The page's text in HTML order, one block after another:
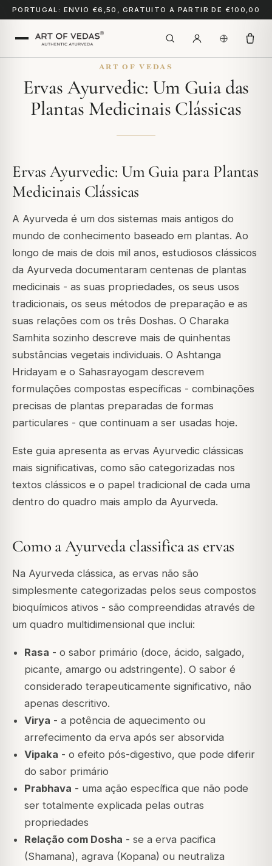
PORTUGAL: ENVIO €6,50, GRATUITO A PARTIR DE €100,00
ART OF VEDAS
Ervas Ayurvedic: Um Guia das
Plantas Medicinais Clássicas
Ervas Ayurvedic: Um Guia para Plantas
Medicinais Clássicas
A Ayurveda é um dos sistemas mais antigos do
mundo de conhecimento baseado em plantas. Ao
longo de mais de dois mil anos, estudiosos clássicos
da Ayurveda documentaram centenas de plantas
medicinais - as suas propriedades, os seus usos
tradicionais, os seus métodos de preparação e as
suas relações com os três Doshas. O Charaka
Samhita sozinho descreve mais de quinhentas
substâncias vegetais individuais. O Ashtanga
Hridayam e o Sahasrayogam descrevem
formulações compostas específicas - combinações
precisas de plantas preparadas de formas
particulares - que continuam a ser usadas hoje.
Este guia apresenta as ervas Ayurvedic clássicas
mais significativas, como são categorizadas nos
textos clássicos e o papel tradicional de cada uma
dentro do quadro mais amplo da Ayurveda.
Como a Ayurveda classifica as ervas
Na Ayurveda clássica, as ervas não são
simplesmente categorizadas pelos seus compostos
bioquímicos ativos - são compreendidas através de
um quadro multidimensional que inclui:
Rasa - o sabor primário (doce, ácido, salgado,
picante, amargo ou adstringente). O sabor é
considerado terapeuticamente significativo, não
apenas descritivo.
Virya - a potência de aquecimento ou
arrefecimento da erva após ser absorvida
Vipaka - o efeito pós-digestivo, que pode diferir
do sabor primário
Prabhava - uma ação específica que não pode
ser totalmente explicada pelas outras
propriedades
Relação com Dosha - se a erva pacifica
(Shamana), agrava (Kopana) ou neutraliza